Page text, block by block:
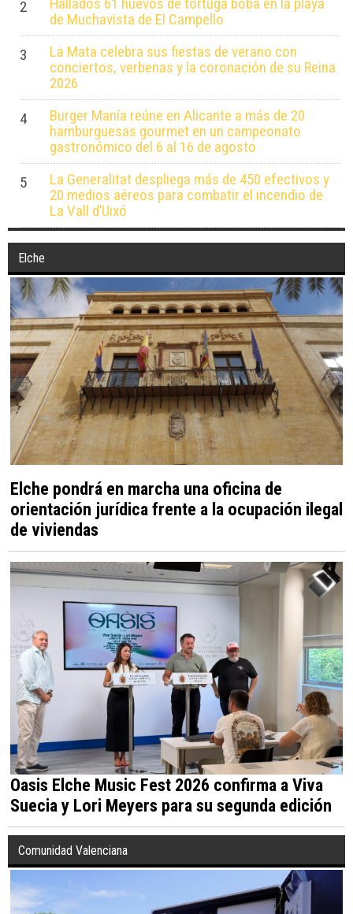
2
Hallados 61 huevos de tortuga boba en la playa
de Muchavista de El Campello
3
La Mata celebra sus fiestas de verano con
conciertos, verbenas y la coronación de su Reina
2026
4
Burger Manía reúne en Alicante a más de 20
hamburguesas gourmet en un campeonato
gastronómico del 6 al 16 de agosto
5
La Generalitat despliega más de 450 efectivos y
20 medios aéreos para combatir el incendio de
La Vall d’Uixó
Elche
Elche pondrá en marcha una oficina de
orientación jurídica frente a la ocupación ilegal
de viviendas
Oasis Elche Music Fest 2026 confirma a Viva
Suecia y Lori Meyers para su segunda edición
Comunidad Valenciana